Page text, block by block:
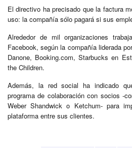
El directivo ha precisado que la factura
uso: la compañía sólo pagará si sus
Alrededor de mil organizaciones
Facebook, según la compañía liderada
Danone, Booking.com, Starbucks en
the Children.
Además, la red social ha indicado
programa de colaboración con socios -
Weber Shandwick o Ketchum- para
plataforma entre sus clientes.